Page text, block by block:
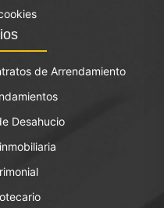
de Arrendamiento
Desahucio